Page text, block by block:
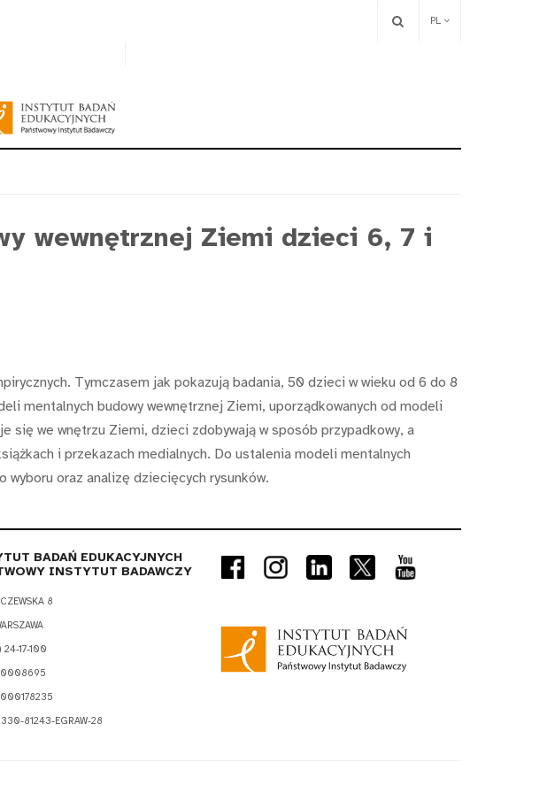
PL
wewnętrznej Ziemi dzieci 6, 7 i
Tymczasem jak pokazują badania, 50 dzieci w wieku od 6 do 8
mentalnych budowy wewnętrznej Ziemi, uporządkowanych od modeli
się we wnętrzu Ziemi, dzieci zdobywają w sposób przypadkowy, a
i przekazach medialnych. Do ustalenia modeli mentalnych
oraz analizę dziecięcych rysunków.
BADAŃ EDUKACYJNYCH
INSTYTUT BADAWCZY
8
24-17-100
000178235
81243-EGRAW-28